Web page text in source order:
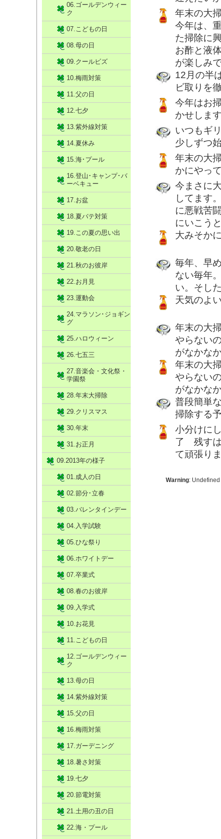
年末の大
今年は、
た掃除に
お酢と液
が楽しみ
12月の半
ビ取りを
今年はお
かせしま
いつもギ
少しずつ
年末の大
かにやっ
今まさに
してます
に悪戦苦
にいこう
大みそか
毎年、早
ない毎年
い。そし
天気のよ
年末の大
やらない
がなかな
年末の大
やらない
がなかな
普段簡単
掃除する
小分けに
了 残すは
て頑張り
Warning:
06.ゴールデンウィー
ク
07.こどもの日
08.母の日
09.クールビズ
10.梅雨対策
11.父の日
12.七夕
13.紫外線対策
14.夏休み
15.海･プール
16.登山･キャンプ･バ
ーベキュー
17.お盆
18.夏バテ対策
19.この夏の思い出
20.敬老の日
21.秋のお彼岸
22.お月見
23.運動会
24.マラソン･ジョギン
グ
25.ハロウィーン
26.七五三
27.音楽会・文化祭・
学園祭
28.年末大掃除
29.クリスマス
30.年末
31.お正月
09.2013年の様子
01.成人の日
02.節分･立春
03.バレンタインデー
04.入学試験
05.ひな祭り
06.ホワイトデー
07.卒業式
08.春のお彼岸
09.入学式
10.お花見
11.こどもの日
12.ゴールデンウィー
ク
13.母の日
14.紫外線対策
15.父の日
16.梅雨対策
17.ガーデニング
18.暑さ対策
19.七夕
20.節電対策
21.土用の丑の日
22.海・プール